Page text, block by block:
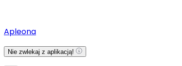
Apleona
Nie zwlekaj z aplikacją!